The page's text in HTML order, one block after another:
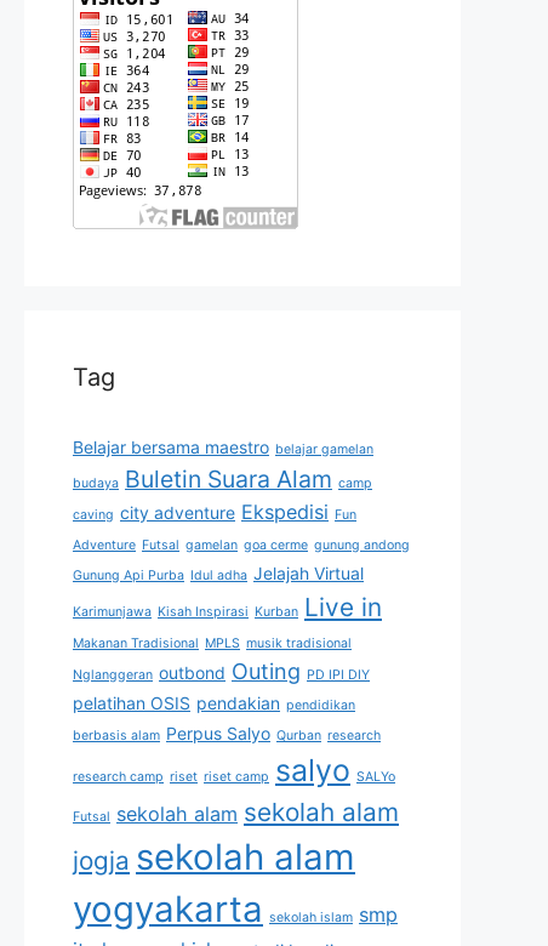
Tag
Belajar bersama maestro belajar gamelan
budaya Buletin Suara Alam camp
caving city adventure Ekspedisi Fun
Adventure Futsal gamelan goa cerme gunung andong
Gunung Api Purba Idul adha Jelajah Virtual
Karimunjawa Kisah Inspirasi Kurban Live in
Makanan Tradisional MPLS musik tradisional
Nglanggeran outbond Outing PD IPI DIY
pelatihan OSIS pendakian pendidikan
berbasis alam Perpus Salyo Qurban research
research camp riset riset camp salyo SALYo
Futsal sekolah alam sekolah alam
jogja sekolah alam
yogyakarta sekolah islam smp